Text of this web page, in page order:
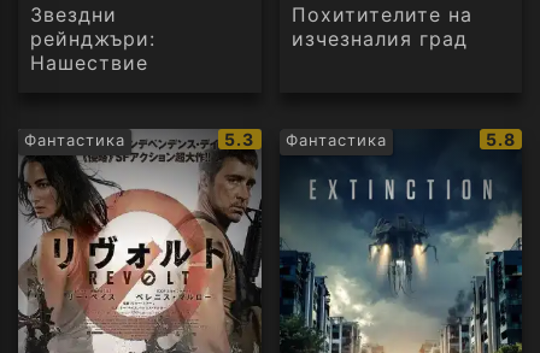
Звездни
рейнджъри:
Нашествие
Похитителите на
изчезналия град
Фантастика
IMDb
рейтинг:
5.3 Фантастика
IMDb
5.8